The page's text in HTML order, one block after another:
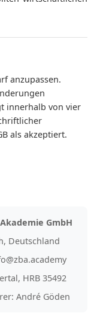
anzupassen.
innerhalb von vier
als akzeptiert.
GmbH
Deutschland
HRB 35492
André Göden